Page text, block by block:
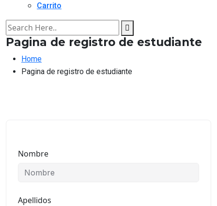
Carrito
Pagina de registro de estudiante
Home
Pagina de registro de estudiante
Nombre
Apellidos